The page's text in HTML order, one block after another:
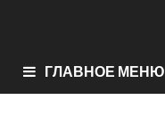
ГЛАВНОЕ МЕНЮ